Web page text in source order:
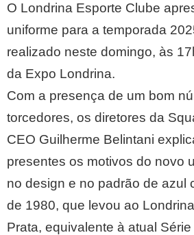
O Londrina Esporte Clube
uniforme para a temporada
realizado neste domingo, às
da Expo Londrina.
Com a presença de um bom
torcedores, os diretores da
CEO Guilherme Belintani
presentes os motivos do novo
no design e no padrão de azul
de 1980, que levou ao
Prata, equivalente à atual Série